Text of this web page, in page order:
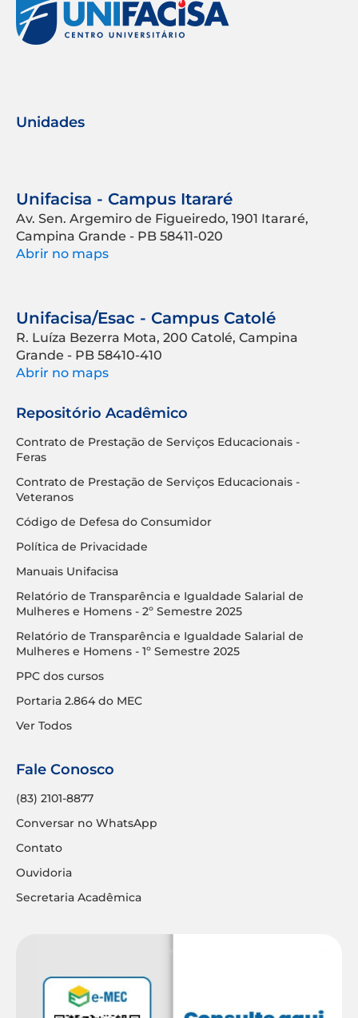
Unidades
Unifacisa - Campus Itararé
Av. Sen. Argemiro de Figueiredo, 1901 Itararé,
Campina Grande - PB 58411-020
Abrir no maps
Unifacisa/Esac - Campus Catolé
R. Luíza Bezerra Mota, 200 Catolé, Campina
Grande - PB 58410-410
Abrir no maps
Repositório Acadêmico
Contrato de Prestação de Serviços Educacionais -
Feras
Contrato de Prestação de Serviços Educacionais -
Veteranos
Código de Defesa do Consumidor
Política de Privacidade
Manuais Unifacisa
Relatório de Transparência e Igualdade Salarial de
Mulheres e Homens - 2º Semestre 2025
Relatório de Transparência e Igualdade Salarial de
Mulheres e Homens - 1º Semestre 2025
PPC dos cursos
Portaria 2.864 do MEC
Ver Todos
Fale Conosco
(83) 2101-8877
Conversar no WhatsApp
Contato
Ouvidoria
Secretaria Acadêmica